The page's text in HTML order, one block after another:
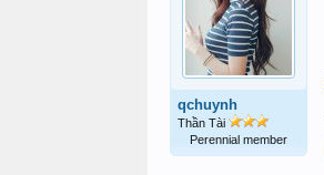
qchuynh
Thần Tài
Perennial member